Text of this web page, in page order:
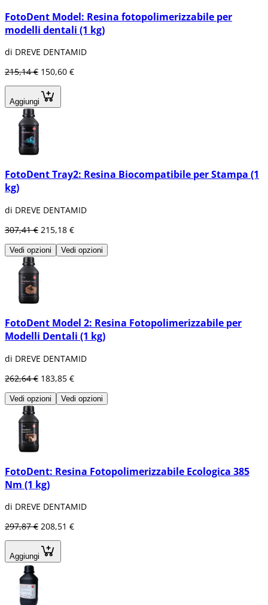
FotoDent Model: Resina fotopolimerizzabile per
modelli dentali (1 kg)
di DREVE DENTAMID
215,14 € 150,60 €
Aggiungi
FotoDent Tray2: Resina Biocompatibile per Stampa (1
kg)
di DREVE DENTAMID
307,41 € 215,18 €
Vedi opzioni Vedi opzioni
FotoDent Model 2: Resina Fotopolimerizzabile per
Modelli Dentali (1 kg)
di DREVE DENTAMID
262,64 € 183,85 €
Vedi opzioni Vedi opzioni
FotoDent: Resina Fotopolimerizzabile Ecologica 385
Nm (1 kg)
di DREVE DENTAMID
297,87 € 208,51 €
Aggiungi